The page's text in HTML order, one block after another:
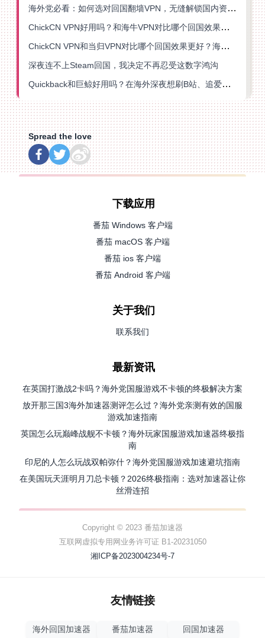
海外党必看：如何选对回国翻墙VPN，无缝解锁国内资源？
ChickCN VPN好用吗？和海牛VPN对比哪个回国效果更好？
ChickCN VPN和当归VPN对比哪个回国效果更好？海外党亲测后选了它
深夜连不上Steam回国，我决定不再忍受这数字鸿沟
Quickback和巨鲸好用吗？在海外深夜想刷B站、追爱奇艺的你，或许正需要这份答案
Spread the love
下载应用
番茄 Windows 客户端
番茄 macOS 客户端
番茄 ios 客户端
番茄 Android 客户端
关于我们
联系我们
最新资讯
在英国打激战2卡吗？海外党国服游戏不卡顿的终极解决方案
放开那三国3海外加速器测评怎么过？海外党亲测有效的国服
游戏加速指南
英国怎么玩巅峰战舰不卡顿？海外玩家国服游戏加速器终极指
南
印尼的人怎么玩战双帕弥什？海外党国服游戏加速避坑指南
在美国玩天涯明月刀总卡顿？2026终极指南：选对加速器让你
丝滑连招
Copyright © 2023 番茄加速器
互联网虚拟专用网业务许可证 B1-20231050
湘ICP备2023004234号-7
友情链接
海外回国加速器 番茄加速器 回国加速器